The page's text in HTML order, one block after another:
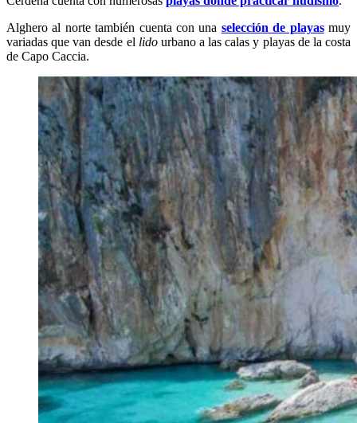
Alghero al norte también cuenta con una selección de playasmuy
variadas que van desde el lidourbano a las calas y playas de la costa
de Capo Caccia.